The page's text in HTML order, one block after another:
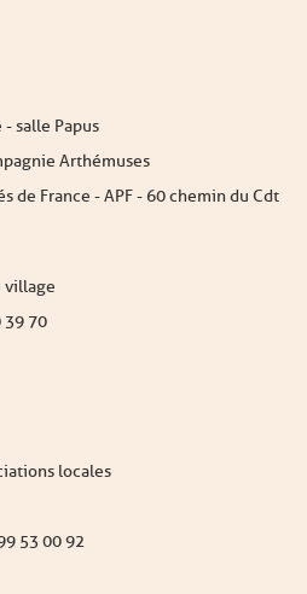
salle Papus
Arthémuses
de France - APF - 60 chemin du Cdt
village
39 70
locales
53 00 92